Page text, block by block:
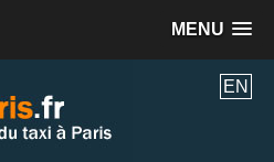
MENU
EN